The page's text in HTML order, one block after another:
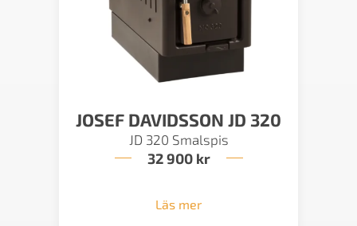
JOSEF DAVIDSSON JD 320
JD 320 Smalspis
32 900 kr
Läs mer